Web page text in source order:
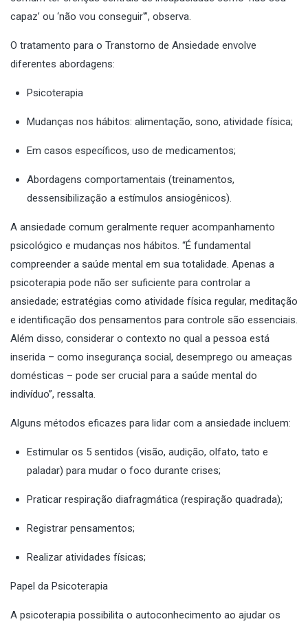
capaz’ ou ‘não vou conseguir'”, observa.
O tratamento para o Transtorno de Ansiedade envolve
diferentes abordagens:
Psicoterapia
Mudanças nos hábitos: alimentação, sono, atividade física;
Em casos específicos, uso de medicamentos;
Abordagens comportamentais (treinamentos,
dessensibilização a estímulos ansiogênicos).
A ansiedade comum geralmente requer acompanhamento
psicológico e mudanças nos hábitos. “É fundamental
compreender a saúde mental em sua totalidade. Apenas a
psicoterapia pode não ser suficiente para controlar a
ansiedade; estratégias como atividade física regular, meditação
e identificação dos pensamentos para controle são essenciais.
Além disso, considerar o contexto no qual a pessoa está
inserida – como insegurança social, desemprego ou ameaças
domésticas – pode ser crucial para a saúde mental do
indivíduo”, ressalta.
Alguns métodos eficazes para lidar com a ansiedade incluem:
Estimular os 5 sentidos (visão, audição, olfato, tato e
paladar) para mudar o foco durante crises;
Praticar respiração diafragmática (respiração quadrada);
Registrar pensamentos;
Realizar atividades físicas;
Papel da Psicoterapia
A psicoterapia possibilita o autoconhecimento ao ajudar os